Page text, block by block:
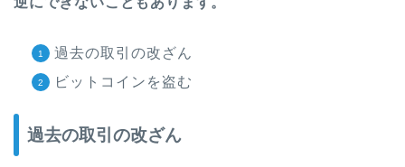
過去の取引の改ざん
ビットコインを盗む
過去の取引の改ざん